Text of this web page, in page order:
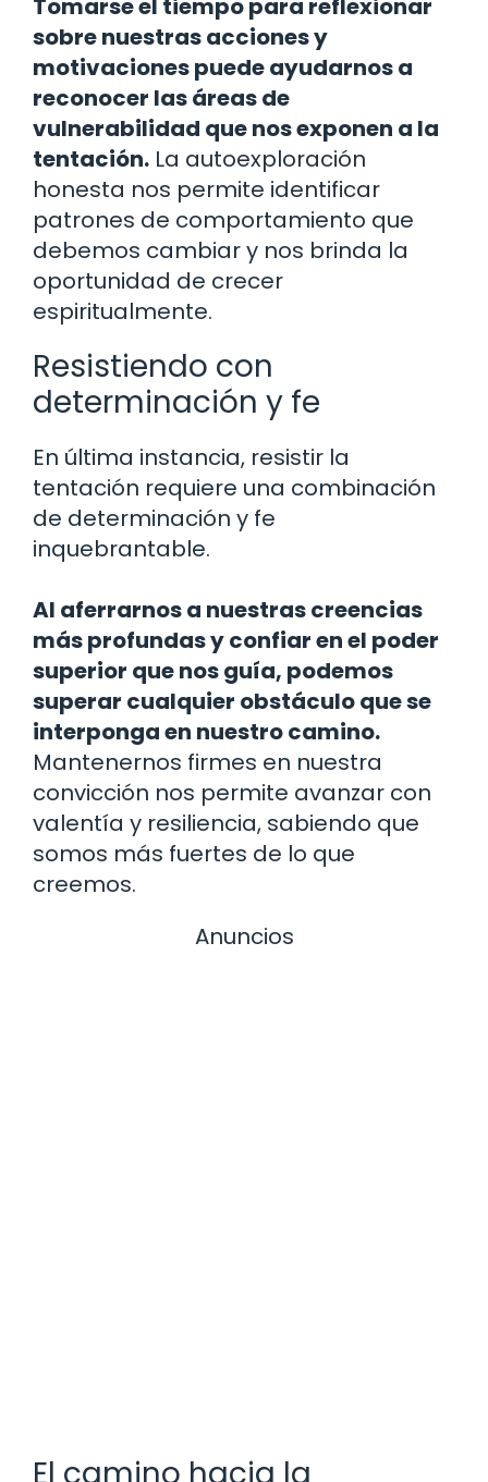
Tomarse el tiempo para reflexionar
sobre nuestras acciones y
motivaciones puede ayudarnos a
reconocer las áreas de
vulnerabilidad que nos exponen a la
tentación. La autoexploración
honesta nos permite identificar
patrones de comportamiento que
debemos cambiar y nos brinda la
oportunidad de crecer
espiritualmente.
Resistiendo con
determinación y fe
En última instancia, resistir la
tentación requiere una combinación
de determinación y fe
inquebrantable.
Al aferrarnos a nuestras creencias
más profundas y confiar en el poder
superior que nos guía, podemos
superar cualquier obstáculo que se
interponga en nuestro camino.
Mantenernos firmes en nuestra
convicción nos permite avanzar con
valentía y ​​resiliencia, sabiendo que
somos más fuertes de lo que
creemos.
Anuncios